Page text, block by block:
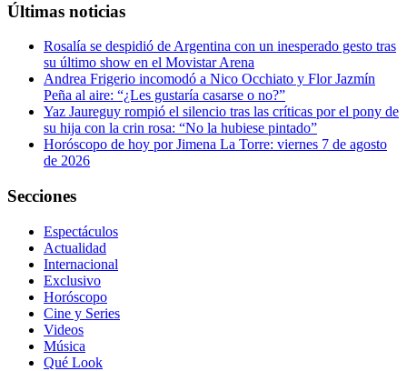
Últimas noticias
Rosalía se despidió de Argentina con un inesperado gesto tras
su último show en el Movistar Arena
Andrea Frigerio incomodó a Nico Occhiato y Flor Jazmín
Peña al aire: “¿Les gustaría casarse o no?”
Yaz Jaureguy rompió el silencio tras las críticas por el pony de
su hija con la crin rosa: “No la hubiese pintado”
Horóscopo de hoy por Jimena La Torre: viernes 7 de agosto
de 2026
Secciones
Espectáculos
Actualidad
Internacional
Exclusivo
Horóscopo
Cine y Series
Videos
Música
Qué Look